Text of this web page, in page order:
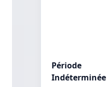
Période
Indéterminée